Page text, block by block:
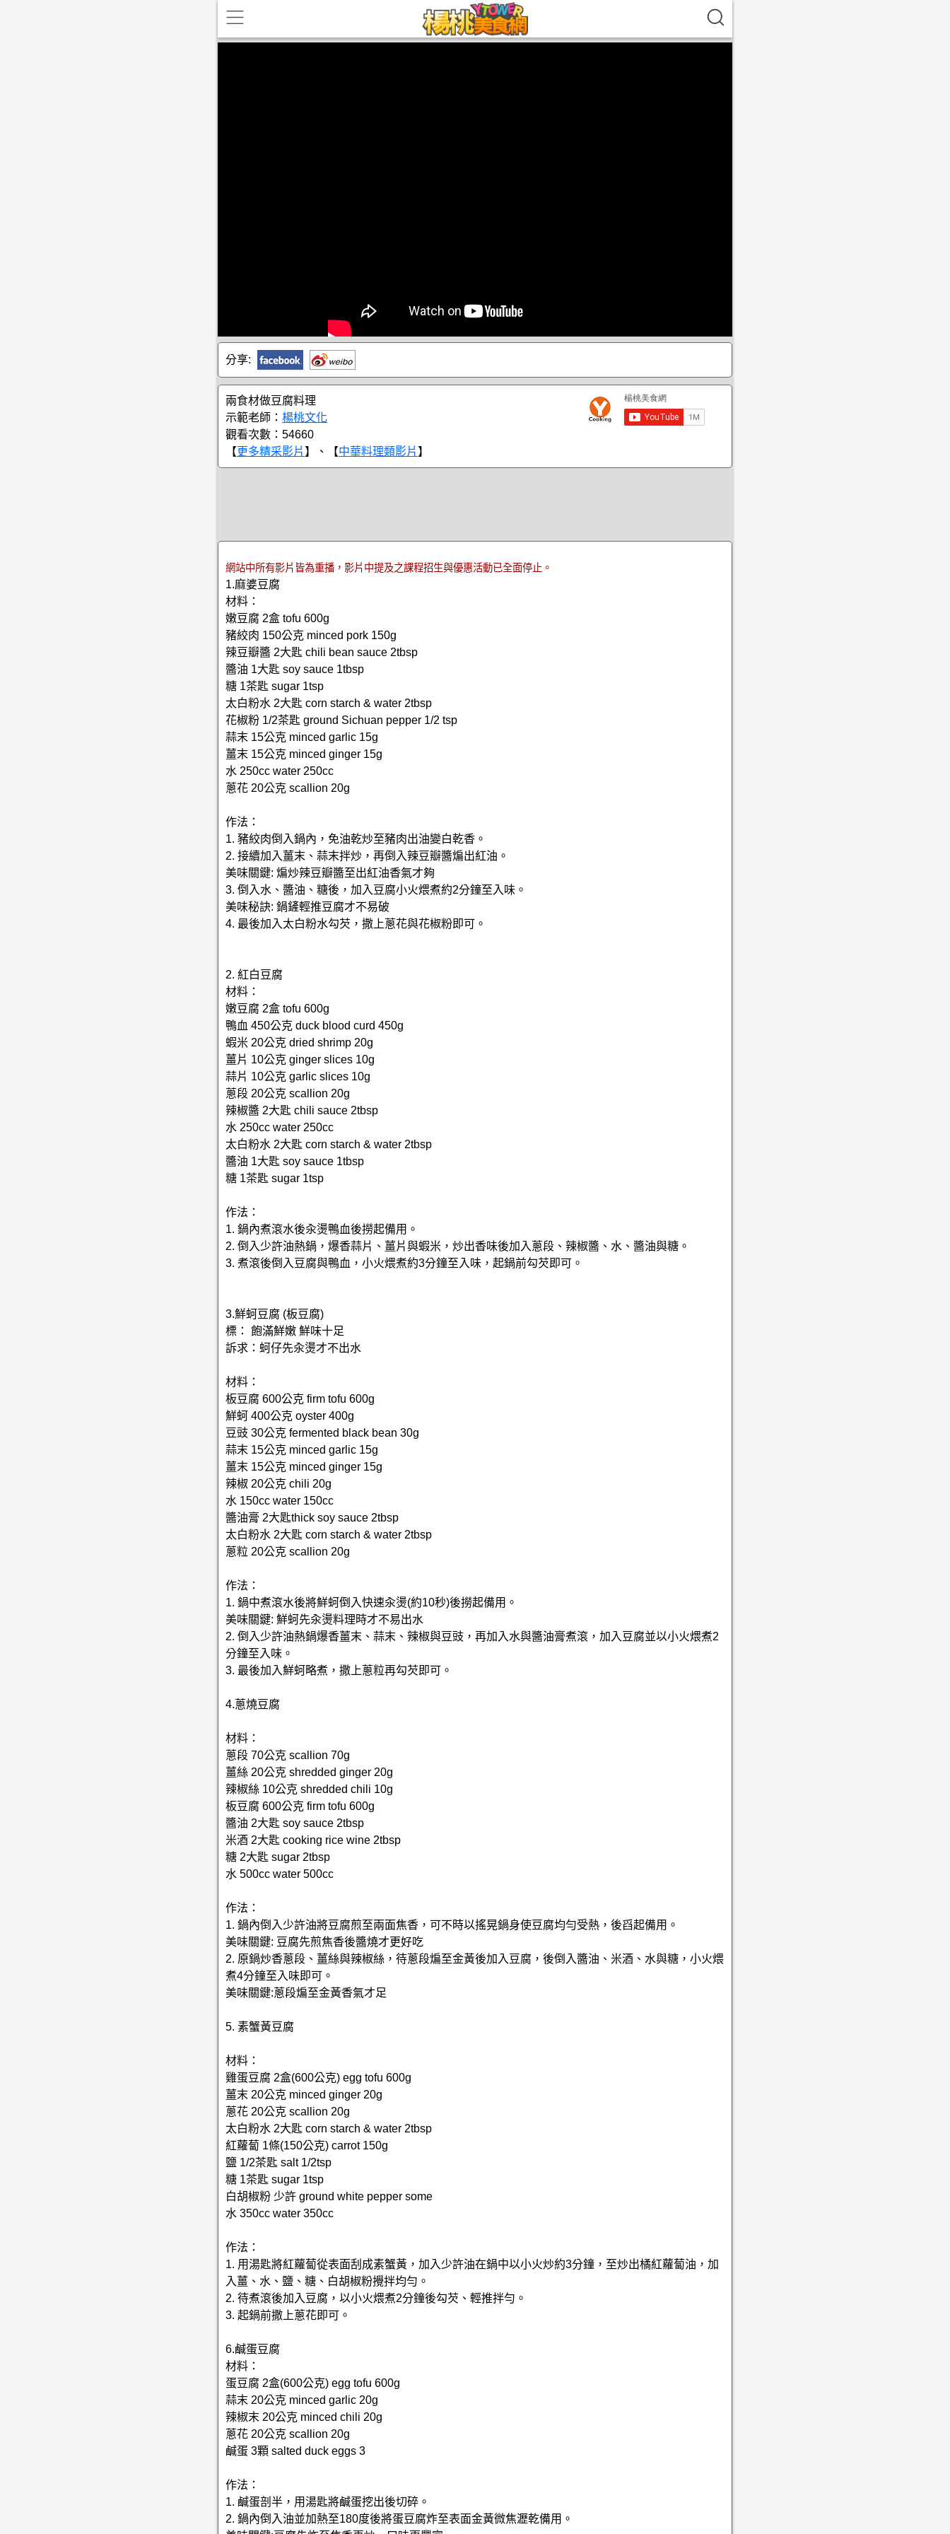
分享:
兩食材做豆腐料理
示範老師： 楊桃文化
觀看次數：54660
【更多精采影片 】、【中華料理類影片 】
網站中所有影片皆為重播，影片中提及之課程招生與優惠活動已全面停止。
1.麻婆豆腐
材料：
嫩豆腐 2盒 tofu 600g
豬絞肉 150公克 minced pork 150g
辣豆瓣醬 2大匙 chili bean sauce 2tbsp
醬油 1大匙 soy sauce 1tbsp
糖 1茶匙 sugar 1tsp
太白粉水 2大匙 corn starch & water 2tbsp
花椒粉 1/2茶匙 ground Sichuan pepper 1/2 tsp
蒜末 15公克 minced garlic 15g
薑末 15公克 minced ginger 15g
水 250cc water 250cc
蔥花 20公克 scallion 20g
作法：
1. 豬絞肉倒入鍋內，免油乾炒至豬肉出油變白乾香。
2. 接續加入薑末、蒜末拌炒，再倒入辣豆瓣醬煸出紅油。
美味關鍵: 煸炒辣豆瓣醬至出紅油香氣才夠
3. 倒入水、醬油、糖後，加入豆腐小火煨煮約2分鐘至入味。
美味秘訣: 鍋鏟輕推豆腐才不易破
4. 最後加入太白粉水勾芡，撒上蔥花與花椒粉即可。
2. 紅白豆腐
材料：
嫩豆腐 2盒 tofu 600g
鴨血 450公克 duck blood curd 450g
蝦米 20公克 dried shrimp 20g
薑片 10公克 ginger slices 10g
蒜片 10公克 garlic slices 10g
蔥段 20公克 scallion 20g
辣椒醬 2大匙 chili sauce 2tbsp
水 250cc water 250cc
太白粉水 2大匙 corn starch & water 2tbsp
醬油 1大匙 soy sauce 1tbsp
糖 1茶匙 sugar 1tsp
作法：
1. 鍋內煮滾水後汆燙鴨血後撈起備用。
2. 倒入少許油熱鍋，爆香蒜片、薑片與蝦米，炒出香味後加入蔥段、辣椒醬、水、醬油與糖。
3. 煮滾後倒入豆腐與鴨血，小火煨煮約3分鐘至入味，起鍋前勾芡即可。
3.鮮蚵豆腐 (板豆腐)
標： 飽滿鮮嫩 鮮味十足
訴求：蚵仔先汆燙才不出水
材料：
板豆腐 600公克 firm tofu 600g
鮮蚵 400公克 oyster 400g
豆豉 30公克 fermented black bean 30g
蒜末 15公克 minced garlic 15g
薑末 15公克 minced ginger 15g
辣椒 20公克 chili 20g
水 150cc water 150cc
醬油膏 2大匙thick soy sauce 2tbsp
太白粉水 2大匙 corn starch & water 2tbsp
蔥粒 20公克 scallion 20g
作法：
1. 鍋中煮滾水後將鮮蚵倒入快速汆燙(約10秒)後撈起備用。
美味關鍵: 鮮蚵先汆燙料理時才不易出水
2. 倒入少許油熱鍋爆香薑末、蒜末、辣椒與豆豉，再加入水與醬油膏煮滾，加入豆腐並以小火煨煮2
分鐘至入味。
3. 最後加入鮮蚵略煮，撒上蔥粒再勾芡即可。
4.蔥燒豆腐
材料：
蔥段 70公克 scallion 70g
薑絲 20公克 shredded ginger 20g
辣椒絲 10公克 shredded chili 10g
板豆腐 600公克 firm tofu 600g
醬油 2大匙 soy sauce 2tbsp
米酒 2大匙 cooking rice wine 2tbsp
糖 2大匙 sugar 2tbsp
水 500cc water 500cc
作法：
1. 鍋內倒入少許油將豆腐煎至兩面焦香，可不時以搖晃鍋身使豆腐均勻受熱，後舀起備用。
美味關鍵: 豆腐先煎焦香後醬燒才更好吃
2. 原鍋炒香蔥段、薑絲與辣椒絲，待蔥段煸至金黃後加入豆腐，後倒入醬油、米酒、水與糖，小火煨
煮4分鐘至入味即可。
美味關鍵:蔥段煸至金黃香氣才足
5. 素蟹黃豆腐
材料：
雞蛋豆腐 2盒(600公克) egg tofu 600g
薑末 20公克 minced ginger 20g
蔥花 20公克 scallion 20g
太白粉水 2大匙 corn starch & water 2tbsp
紅蘿蔔 1條(150公克) carrot 150g
鹽 1/2茶匙 salt 1/2tsp
糖 1茶匙 sugar 1tsp
白胡椒粉 少許 ground white pepper some
水 350cc water 350cc
作法：
1. 用湯匙將紅蘿蔔從表面刮成素蟹黃，加入少許油在鍋中以小火炒約3分鐘，至炒出橘紅蘿蔔油，加
入薑、水、鹽、糖、白胡椒粉攪拌均勻。
2. 待煮滾後加入豆腐，以小火煨煮2分鐘後勾芡、輕推拌勻。
3. 起鍋前撒上蔥花即可。
6.鹹蛋豆腐
材料：
蛋豆腐 2盒(600公克) egg tofu 600g
蒜末 20公克 minced garlic 20g
辣椒末 20公克 minced chili 20g
蔥花 20公克 scallion 20g
鹹蛋 3顆 salted duck eggs 3
作法：
1. 鹹蛋剖半，用湯匙將鹹蛋挖出後切碎。
2. 鍋內倒入油並加熱至180度後將蛋豆腐炸至表面金黃微焦瀝乾備用。